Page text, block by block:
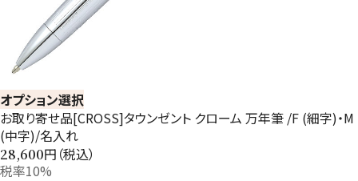
オプション選択
お取り寄せ品[CROSS]タウンゼント クローム 万年筆 /F (細字)・M
(中字)/名入れ
28,600円（税込）
税率10%